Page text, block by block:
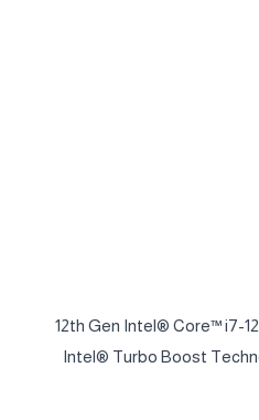
12th Gen Intel® Core™ i7-
Intel® Turbo Boost